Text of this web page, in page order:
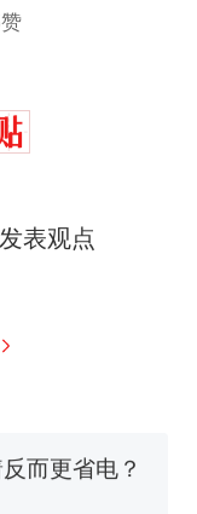
表观点
？
乎整个国境
到中国寻根
搬到楼下交
！女子傻眼
而更省电？